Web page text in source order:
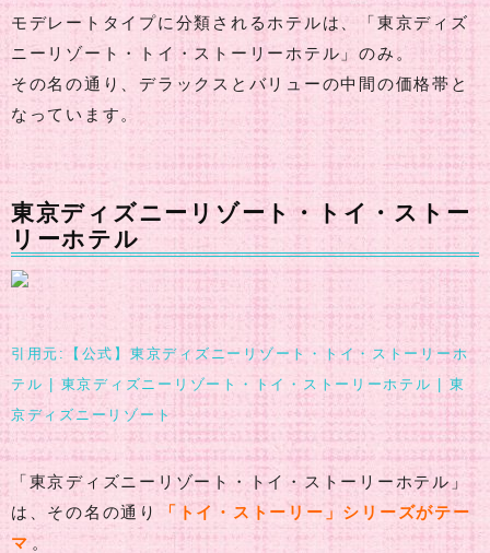
モデレートタイプに分類されるホテルは、「東京ディズ
ニーリゾート・トイ・ストーリーホテル」のみ。
その名の通り、デラックスとバリューの中間の価格帯と
なっています。
東京ディズニーリゾート・トイ・ストー
リーホテル
引用元:【公式】東京ディズニーリゾート・トイ・ストーリーホ
テル | 東京ディズニーリゾート・トイ・ストーリーホテル | 東
京ディズニーリゾート
「東京ディズニーリゾート・トイ・ストーリーホテル」
は、その名の通り
「トイ・ストーリー」シリーズがテー
マ 。